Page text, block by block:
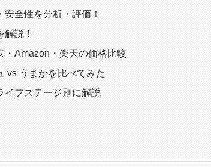
全性を分析・評価！
説！
・Amazon・楽天の価格比較
vs うまかを比べてみた
イフステージ別に解説